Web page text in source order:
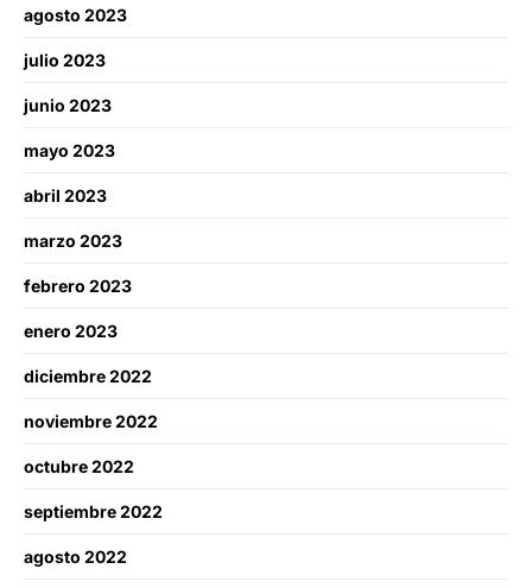
agosto 2023
julio 2023
junio 2023
mayo 2023
abril 2023
marzo 2023
febrero 2023
enero 2023
diciembre 2022
noviembre 2022
octubre 2022
septiembre 2022
agosto 2022